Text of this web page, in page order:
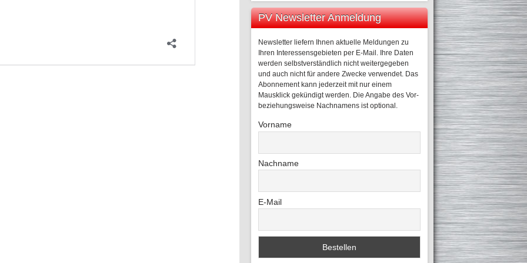
PV Newsletter Anmeldung
Newsletter liefern Ihnen aktuelle Meldungen zu
Ihren Interessensgebieten per E-Mail. Ihre Daten
werden selbstverständlich nicht weitergegeben
und auch nicht für andere Zwecke verwendet. Das
Abonnement kann jederzeit mit nur einem
Mausklick gekündigt werden. Die Angabe des Vor-
beziehungsweise Nachnamens ist optional.
Vorname
Nachname
E-Mail